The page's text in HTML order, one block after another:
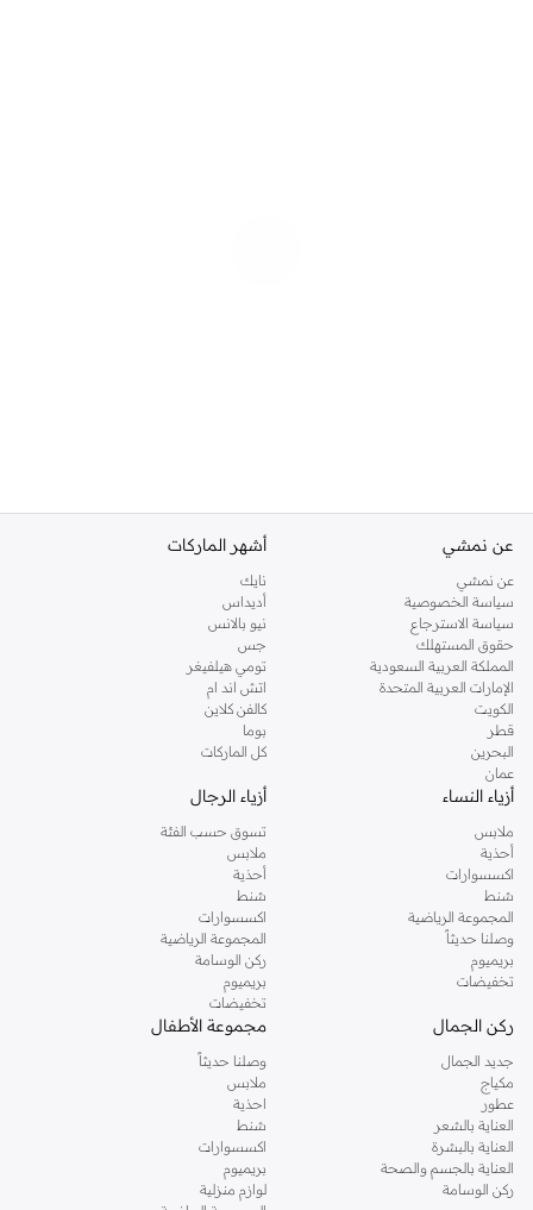
عن نمشي
عن نمشي
سياسة الخصوصية
سياسة الاسترجاع
حقوق المستهلك
المملكة العربية السعودية
الإمارات العربية المتحدة
الكويت
قطر
البحرين
عمان
أشهر الماركات
نايك
أديداس
نيو بالانس
جس
تومي هيلفيغر
اتش اند ام
كالفن كلاين
بوما
كل الماركات
أزياء النساء
ملابس
أحذية
اكسسوارات
شنط
المجموعة الرياضية
وصلنا حديثاً
بريميوم
تخفيضات
أزياء الرجال
تسوق حسب الفئة
ملابس
أحذية
شنط
اكسسوارات
المجموعة الرياضية
ركن الوسامة
بريميوم
تخفيضات
ركن الجمال
جديد الجمال
مكياج
عطور
العناية بالشعر
العناية بالبشرة
العناية بالجسم والصحة
ركن الوسامة
مجموعة الأطفال
وصلنا حديثاً
ملابس
احذية
شنط
اكسسوارات
بريميوم
لوازم منزلية